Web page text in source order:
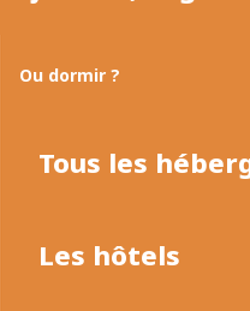
Ou dormir ?
Tous les
Les hôtels